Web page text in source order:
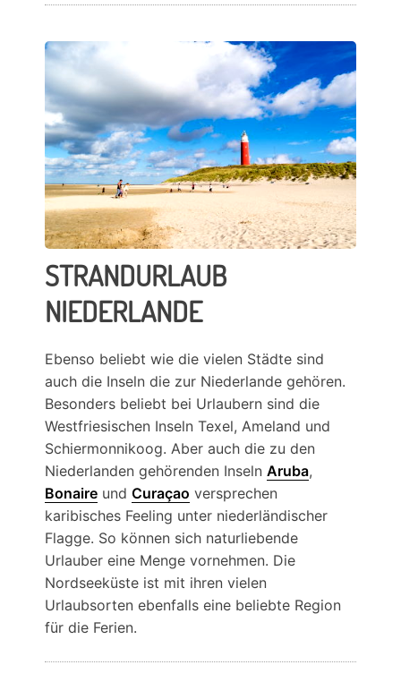
STRANDURLAUB
NIEDERLANDE
Ebenso beliebt wie die vielen Städte sind
auch die Inseln die zur Niederlande gehören.
Besonders beliebt bei Urlaubern sind die
Westfriesischen Inseln Texel, Ameland und
Schiermonnikoog. Aber auch die zu den
Niederlanden gehörenden Inseln Aruba,
Bonaire und Curaçao versprechen
karibisches Feeling unter niederländischer
Flagge. So können sich naturliebende
Urlauber eine Menge vornehmen. Die
Nordseeküste ist mit ihren vielen
Urlaubsorten ebenfalls eine beliebte Region
für die Ferien.